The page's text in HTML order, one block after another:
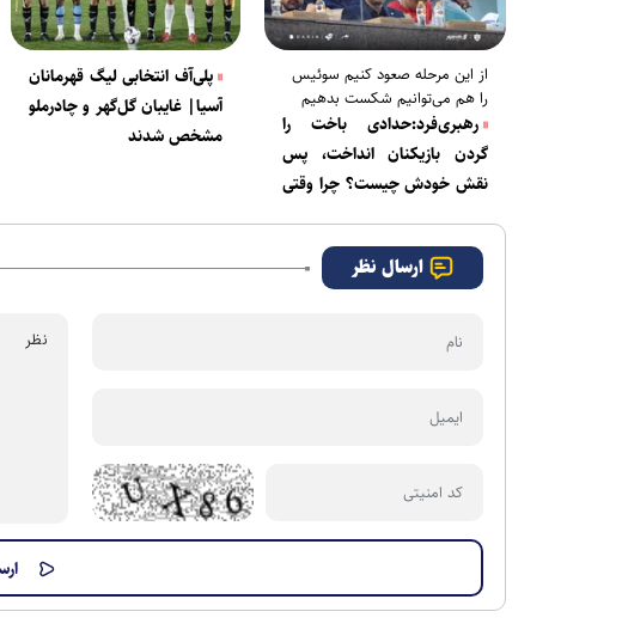
از این مرحله صعود کنیم سوئیس
را هم می‌توانیم شکست بدهیم
رهبری‌فرد:حدادی باخت را
گردن بازیکنان انداخت، پس
نقش خودش چیست؟ چرا وقتی
اسکوچیچ مذاکره کردید؟
پلی‌آف انتخابی لیگ قهرمانان
آسیا| غایبان گل‌گهر و چادرملو
مشخص شدند
ارسال نظر